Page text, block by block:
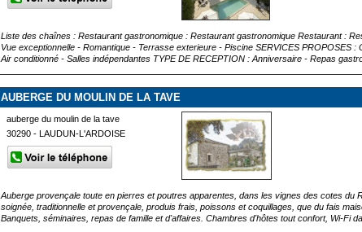
Liste des chaînes : Restaurant gastronomique : Restaurant gastronomique Restaurant :
Vue exceptionnelle - Romantique - Terrasse exterieure - Piscine SERVICES PROPOSES
Air conditionné - Salles indépendantes TYPE DE RECEPTION : Anniversaire - Repas
AUBERGE DU MOULIN DE LA TAVE
auberge du moulin de la tave
30290 - LAUDUN-L'ARDOISE
Auberge provençale toute en pierres et poutres apparentes, dans les vignes des cotes du
soignée, traditionnelle et provençale, produis frais, poissons et coquillages, que du fais
Banquets, séminaires, repas de famille et d'affaires. Chambres d'hôtes tout confort, Wi-Fi